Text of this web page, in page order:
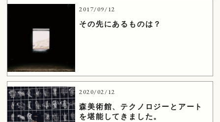
2017/09/12
その先にあるものは？
2020/02/12
森美術館、テクノロジーとアート
を堪能してきました。